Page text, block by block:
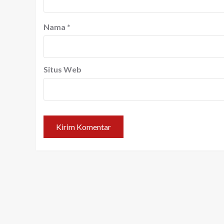
Nama *
Situs Web